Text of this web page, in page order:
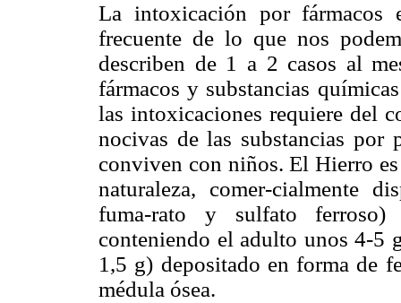
La intoxicación por fármacos
frecuente de lo que nos
describen de 1 a 2 casos al
fármacos y substancias
las intoxicaciones requiere del
nocivas de las substancias por
conviven con niños. El Hierro
naturaleza, comer-cialmente
fuma-rato y sulfato ferroso)
conteniendo el adulto unos 4-5
1,5 g) depositado en forma de
médula ósea.